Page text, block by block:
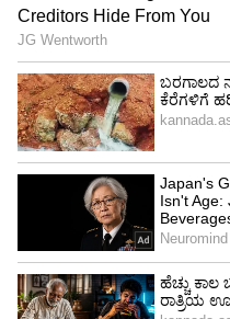
ಕಾನೂನಿನ ಬಗ್ಗೆ ಪುರುಷರಿಗೆ
ಅಗತ್ಯವಾಗಿದೆ. ಅನ್ಯಾಯ
ಮೂಡಿಸಬೇಕು ಎಂದು
ಅಭಿಪ್ರಾಯಪಟ್ಟರು.
ಹಲ್ಲಿಲ್ಲದ ಹಾವು